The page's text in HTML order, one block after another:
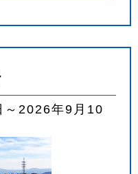
～2026年9月10